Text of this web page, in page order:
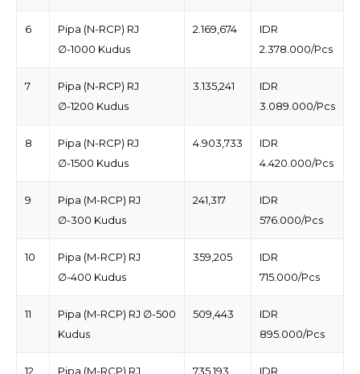
6
Pipa (N-RCP) RJ
∅-1000 Kudus
2.169,674
IDR
2.378.000/Pcs
7
Pipa (N-RCP) RJ
∅-1200 Kudus
3.135,241
IDR
3.089.000/Pcs
8
Pipa (N-RCP) RJ
∅-1500 Kudus
4.903,733
IDR
4.420.000/Pcs
9
Pipa (M-RCP) RJ
∅-300 Kudus
241,317
IDR
576.000/Pcs
10
Pipa (M-RCP) RJ
∅-400 Kudus
359,205
IDR
715.000/Pcs
11
Pipa (M-RCP) RJ ∅-500
Kudus
509,443
IDR
895.000/Pcs
12 Pipa (M-RCP) RJ 735,193 IDR